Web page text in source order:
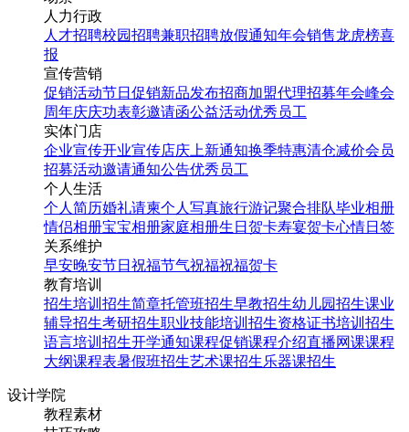
人力行政
人才招聘校园招聘兼职招聘放假通知年会销售龙虎榜喜
报
宣传营销
促销活动节日促销新品发布招商加盟代理招募年会峰会
周年庆庆功表彰邀请函公益活动优秀员工
实体门店
企业宣传开业宣传店庆 上新通知换季特惠清仓减价会员
招募活动邀请通知公告优秀员工
个人生活
个人简历婚礼请柬个人写真旅行游记聚合排队毕业相册
情侣相册宝宝相册家庭相册生日贺卡寿宴贺卡心情日签
关系维护
早安晚安节日祝福节气祝福祝福贺卡
教育培训
招生培训 招生简章托管班招生早教招生幼儿园招生课业
辅导招生考研招生职业技能培训招生资格证书培训招生
语言培训招生开学通知课程促销课程介绍直播网课课程
大纲课程表暑假班招生艺术课招生乐器课招生
设计学院
教程素材